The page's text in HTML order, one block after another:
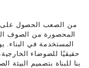
من الصعب الحصول على
المحصورة من الصوف
المستخدمة في البناء.
حقيقيًا للضوضاء
بنا للبناة بتصميم